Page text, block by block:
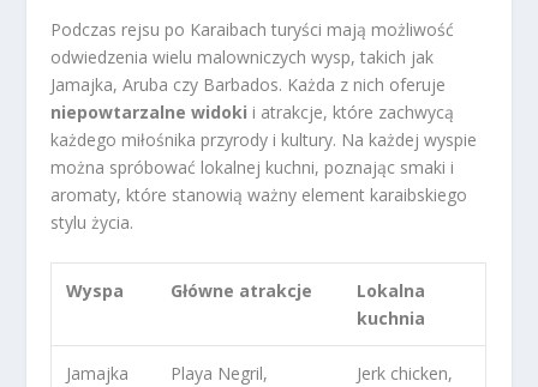
Podczas rejsu po Karaibach turyści mają możliwość
odwiedzenia wielu malowniczych wysp, takich jak
Jamajka, Aruba czy Barbados. Każda z nich oferuje
niepowtarzalne widoki i atrakcje, które zachwycą
każdego miłośnika przyrody i kultury. Na każdej wyspie
można spróbować lokalnej kuchni, poznając smaki i
aromaty, które stanowią ważny element karaibskiego
stylu życia.
Wyspa Główne atrakcje
Lokalna
kuchnia
Jamajka
Playa Negril,
Jerk chicken,